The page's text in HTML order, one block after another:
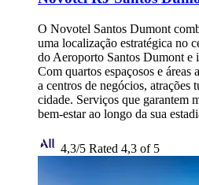
O Novotel Santos Dumont
uma localização estratégica no
do Aeroporto Santos Dumont e
Com quartos espaçosos e áreas
a centros de negócios, atrações
cidade. Serviços que garantem
bem-estar ao longo da sua
4,3/5 Rated 4,3 of 5